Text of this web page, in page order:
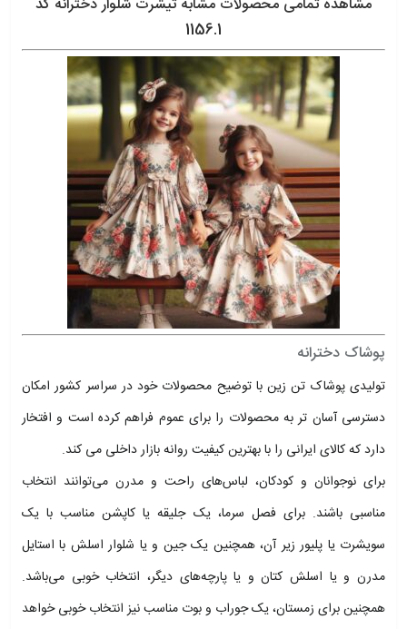
مشاهده تمامی محصولات مشابه تیشرت شلوار دخترانه کد
1156.1
پوشاک دخترانه
تولیدی پوشاک تن زین با توضیح محصولات خود در سراسر کشور امکان
دسترسی آسان تر به محصولات را برای عموم فراهم کرده است و افتخار
دارد که کالای ایرانی را با بهترین کیفیت روانه بازار داخلی می کند.
برای نوجوانان و کودکان، لباس‌های راحت و مدرن می‌توانند انتخاب
مناسبی باشند. برای فصل سرما، یک جلیقه یا کاپشن مناسب با یک
سویشرت یا پلیور زیر آن، همچنین یک جین و یا شلوار اسلش با استایل
مدرن و یا اسلش کتان و یا پارچه‌های دیگر، انتخاب خوبی می‌باشد.
همچنین برای زمستان، یک جوراب و بوت مناسب نیز انتخاب خوبی خواهد